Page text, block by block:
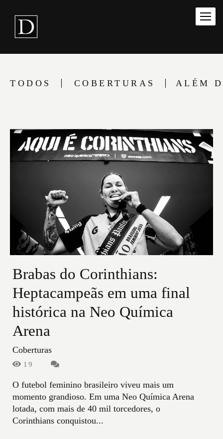
TODOS COBERTURAS ALÉM
Brabas do Corinthians:
Heptacampeãs em uma final
histórica na Neo Química
Arena
Coberturas
19
O futebol feminino brasileiro viveu mais um
momento grandioso. Em uma Neo Química Arena
lotada, com mais de 40 mil torcedores, o
Corinthians conquistou...